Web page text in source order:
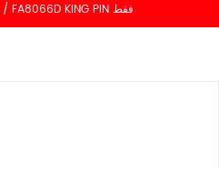
/ FA8066D KING PIN فقط